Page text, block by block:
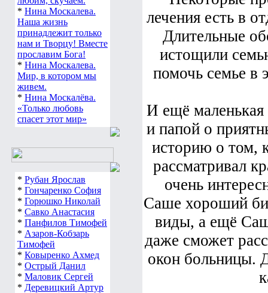
* Нина Москалева.
Наша жизнь
принадлежит только
нам и Творцу! Вместе
прославим Бога!
* Нина Москалева.
Мир, в котором мы
живем.
* Нина Москалёва.
«Только любовь
спасет этот мир»
* Рубан Ярослав
* Гончаренко София
* Горюшко Николай
* Савко Анастасия
* Панфилов Тимофей
* Азаров-Кобзарь
Тимофей
* Ковыренко Ахмед
* Острый Данил
* Маловик Сергей
* Деревицкий Артур
лечения есть в
Длительные
истощили
помочь семье в
И ещё
и папой о
историю о том,
рассматривал
очень
Саше хороший
виды, а ещё
даже сможет
окон больницы.